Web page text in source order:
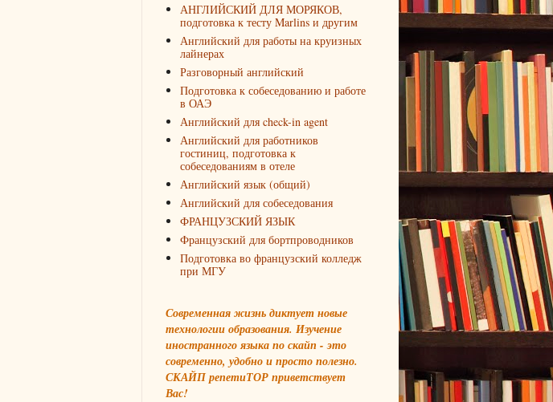
АНГЛИЙСКИЙ ДЛЯ МОРЯКОВ,
подготовка к тесту Marlins и другим
Английский для работы на круизных
лайнерах
Разговорный английский
Подготовка к собеседованию и работе
в ОАЭ
Английский для check-in agent
Английский для работников
гостиниц, подготовка к
собеседованиям в отеле
Английский язык (общий)
Английский для собеседования
ФРАНЦУЗСКИЙ ЯЗЫК
Французский для бортпроводников
Подготовка во французский колледж
при МГУ
Современная жизнь диктует новые
технологии образования. Изучение
иностранного языка по скайп - это
современно, удобно и просто полезно.
СКАЙП репетиТОР приветствует
Вас!